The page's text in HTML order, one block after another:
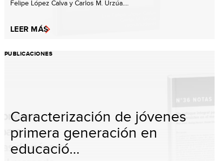
Felipe López Calva y Carlos M. Urzúa....
LEER MÁS
PUBLICACIONES
Caracterización de jóvenes
primera generación en
educació...